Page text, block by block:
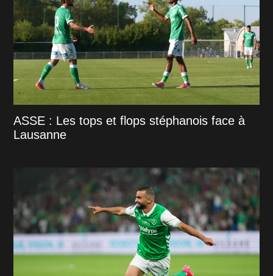
ASSE : Les tops et flops stéphanois face à
Lausanne